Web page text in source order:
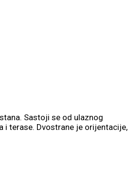
Sastoji se od ulaznog
i terase. Dvostrane je orijentacije,